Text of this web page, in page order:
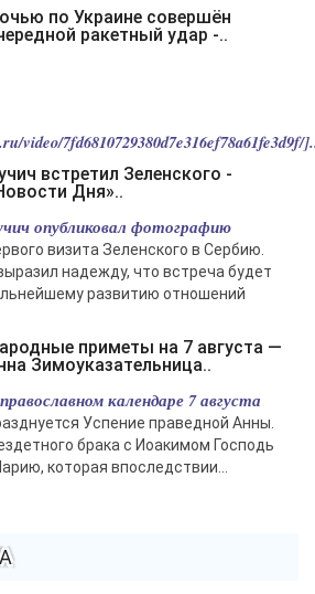
ракетный удар -..
video/7fd6810729380d7e316ef78a61fe3d9f/
Дня»..
опубликовал фотографию
визита Зеленского в Сербию.
надежду, что встреча будет
развитию отношений
Зимоуказательница..
календаре 7 августа
Успение праведной Анны.
брака с Иоакимом Господь
которая впоследствии...